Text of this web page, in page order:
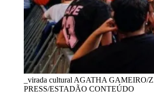
_virada cultural AGATHA GAMEIRO/
PRESS/ESTADÃO CONTEÚDO